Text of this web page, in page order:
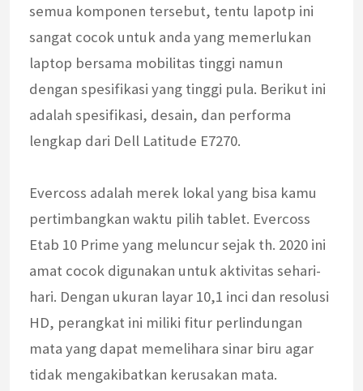
semua komponen tersebut, tentu lapotp ini
sangat cocok untuk anda yang memerlukan
laptop bersama mobilitas tinggi namun
dengan spesifikasi yang tinggi pula. Berikut ini
adalah spesifikasi, desain, dan performa
lengkap dari Dell Latitude E7270.
Evercoss adalah merek lokal yang bisa kamu
pertimbangkan waktu pilih tablet. Evercoss
Etab 10 Prime yang meluncur sejak th. 2020 ini
amat cocok digunakan untuk aktivitas sehari-
hari. Dengan ukuran layar 10,1 inci dan resolusi
HD, perangkat ini miliki fitur perlindungan
mata yang dapat memelihara sinar biru agar
tidak mengakibatkan kerusakan mata.